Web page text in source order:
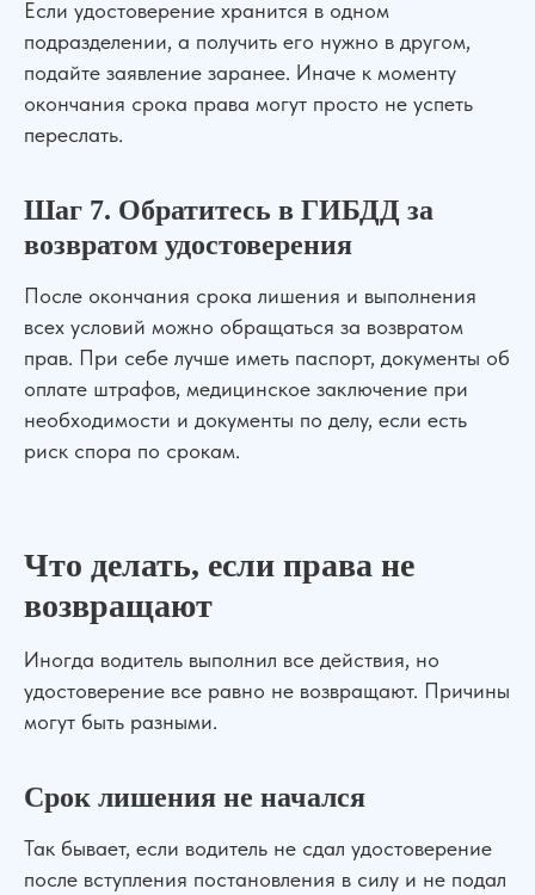
Если удостоверение хранится в одном
подразделении, а получить его нужно в другом,
подайте заявление заранее. Иначе к моменту
окончания срока права могут просто не успеть
переслать.
Шаг 7. Обратитесь в ГИБДД за
возвратом удостоверения
После окончания срока лишения и выполнения
всех условий можно обращаться за возвратом
прав. При себе лучше иметь паспорт, документы об
оплате штрафов, медицинское заключение при
необходимости и документы по делу, если есть
риск спора по срокам.
Что делать, если права не
возвращают
Иногда водитель выполнил все действия, но
удостоверение все равно не возвращают. Причины
могут быть разными.
Срок лишения не начался
Так бывает, если водитель не сдал удостоверение
после вступления постановления в силу и не подал